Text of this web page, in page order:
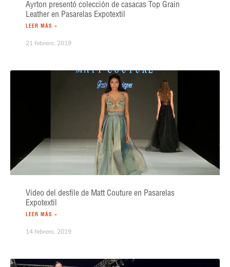
Ayrton presentó colección de casacas Top Grain
Leather en Pasarelas Expotextil
LEER MÁS »
21 febrero, 2019
Video del desfile de Matt Couture en Pasarelas
Expotextil
LEER MÁS »
14 febrero, 2019